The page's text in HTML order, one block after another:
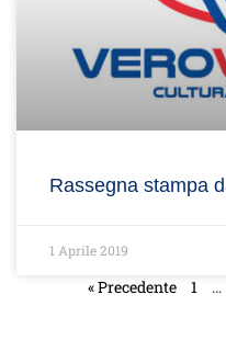
Rassegna stampa
1 Aprile 2019
« Precedente 1 …